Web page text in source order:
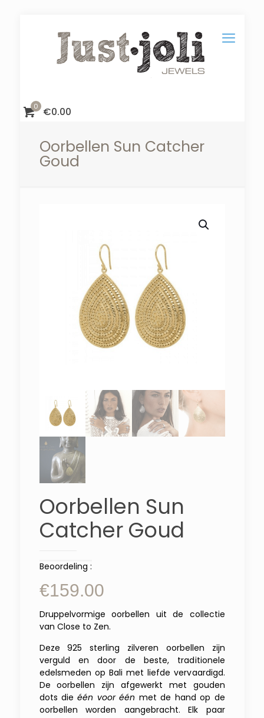
0 €0.00
Oorbellen Sun Catcher
Goud
Oorbellen Sun
Catcher Goud
Beoordeling :
€159.00
Druppelvormige oorbellen uit de collectie
van Close to Zen.
Deze 925 sterling zilveren oorbellen zijn
verguld en door de beste, traditionele
edelsmeden op Bali met liefde vervaardigd.
De oorbellen zijn afgewerkt met gouden
dots dieéén voor één met de hand op de
oorbellen worden aangebracht. Elk paar